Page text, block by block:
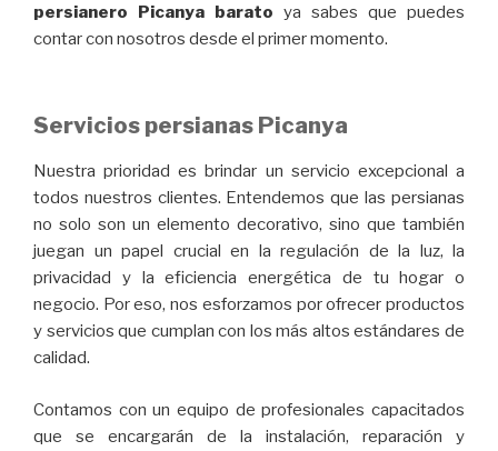
persianero Picanya barato ya sabes que puedes
contar con nosotros desde el primer momento.
Servicios persianas Picanya
Nuestra prioridad es brindar un servicio excepcional a
todos nuestros clientes. Entendemos que las persianas
no solo son un elemento decorativo, sino que también
juegan un papel crucial en la regulación de la luz, la
privacidad y la eficiencia energética de tu hogar o
negocio. Por eso, nos esforzamos por ofrecer productos
y servicios que cumplan con los más altos estándares de
calidad.
Contamos con un equipo de profesionales capacitados
que se encargarán de la instalación, reparación y